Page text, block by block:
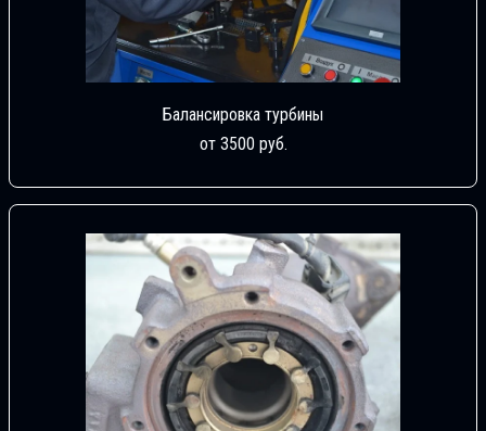
Балансировка турбины
от 3500 руб.